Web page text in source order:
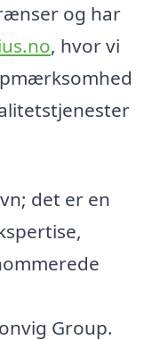
og har
, hvor vi
det er en
Group.